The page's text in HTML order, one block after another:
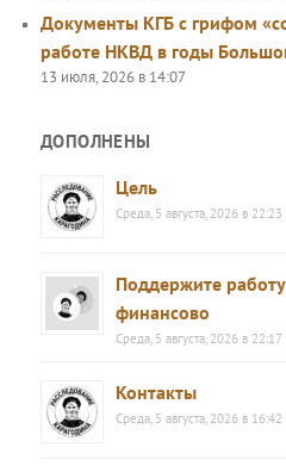
Документы КГБ с грифом
работе НКВД в годы
13 июля, 2026 в 14:07
ДОПОЛНЕНЫ
Цель
Среда, 5 августа, 2026 в 22:23
Поддержите
финансово
Среда, 5 августа, 2026 в 22:17
Контакты
Среда, 5 августа, 2026 в 16:42